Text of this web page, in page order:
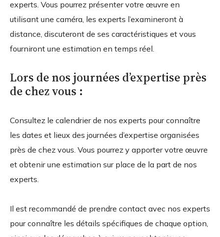
experts. Vous pourrez présenter votre œuvre en
utilisant une caméra, les experts l’examineront à
distance, discuteront de ses caractéristiques et vous
fourniront une estimation en temps réel.
Lors de nos journées d’expertise près
de chez vous :
Consultez le calendrier de nos experts pour connaître
les dates et lieux des journées d’expertise organisées
près de chez vous. Vous pourrez y apporter votre œuvre
et obtenir une estimation sur place de la part de nos
experts.
Il est recommandé de prendre contact avec nos experts
pour connaître les détails spécifiques de chaque option,